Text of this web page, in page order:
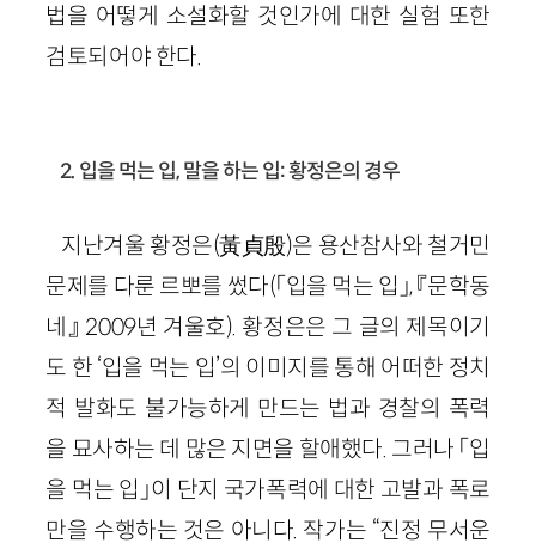
법을 어떻게 소설화할 것인가에 대한 실험 또한
검토되어야 한다.
2. 입을 먹는 입, 말을 하는 입: 황정은의 경우
지난겨울 황정은(黃貞殷)은 용산참사와 철거민
문제를 다룬 르뽀를 썼다(「입을 먹는 입」, 『문학동
네』 2009년 겨울호). 황정은은 그 글의 제목이기
도 한 ‘입을 먹는 입’의 이미지를 통해 어떠한 정치
적 발화도 불가능하게 만드는 법과 경찰의 폭력
을 묘사하는 데 많은 지면을 할애했다. 그러나 「입
을 먹는 입」이 단지 국가폭력에 대한 고발과 폭로
만을 수행하는 것은 아니다. 작가는 “진정 무서운